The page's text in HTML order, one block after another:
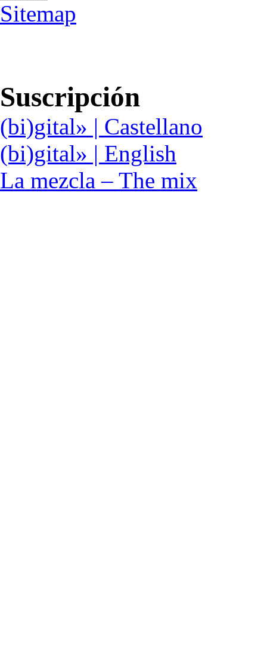
Sitemap
Suscripción
(bi)gital» | Castellano
(bi)gital» | English
La mezcla – The mix